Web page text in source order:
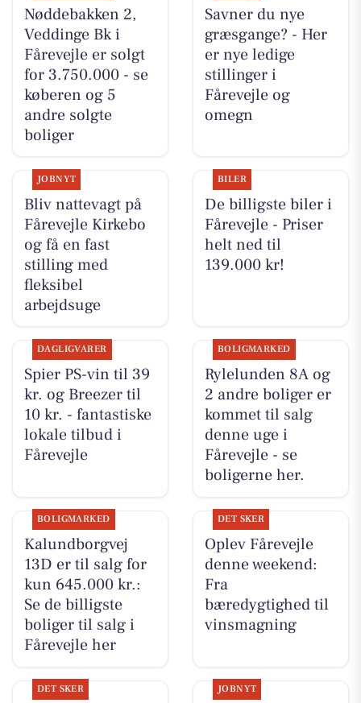
Nøddebakken 2,
Veddinge Bk i
Fårevejle er solgt
for 3.750.000 - se
køberen og 5
andre solgte
boliger
Savner du nye
græsgange? - Her
er nye ledige
stillinger i
Fårevejle og
omegn
JOBNYT
Bliv nattevagt på
Fårevejle Kirkebo
og få en fast
stilling med
fleksibel
arbejdsuge
BILER
De billigste biler i
Fårevejle - Priser
helt ned til
139.000 kr!
DAGLIGVARER
Spier PS-vin til 39
kr. og Breezer til
10 kr. - fantastiske
lokale tilbud i
Fårevejle
BOLIGMARKED
Rylelunden 8A og
2 andre boliger er
kommet til salg
denne uge i
Fårevejle - se
boligerne her.
BOLIGMARKED
Kalundborgvej
13D er til salg for
kun 645.000 kr.:
Se de billigste
boliger til salg i
Fårevejle her
DET SKER
Oplev Fårevejle
denne weekend:
Fra
bæredygtighed til
vinsmagning
DET SKER JOBNYT